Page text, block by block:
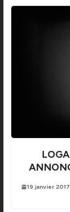
19 janvier 2017